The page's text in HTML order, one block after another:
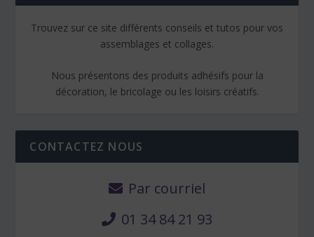
Trouvez sur ce site différents conseils et tutos pour vos
assemblages et collages.
Nous présentons des produits adhésifs pour la
décoration, le bricolage ou les loisirs créatifs.
CONTACTEZ NOUS
Par courriel
01 34 84 21 93